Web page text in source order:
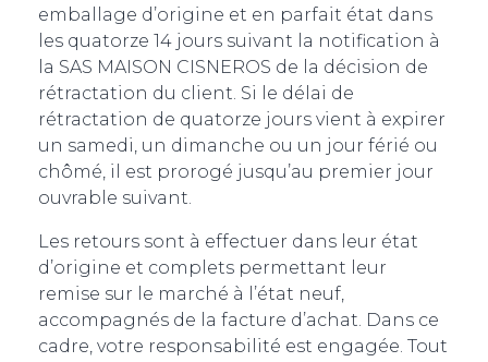
emballage d’origine et en parfait état dans
les quatorze 14 jours suivant la notification à
la SAS MAISON CISNEROS de la décision de
rétractation du client. Si le délai de
rétractation de quatorze jours vient à expirer
un samedi, un dimanche ou un jour férié ou
chômé, il est prorogé jusqu’au premier jour
ouvrable suivant.
Les retours sont à effectuer dans leur état
d’origine et complets permettant leur
remise sur le marché à l’état neuf,
accompagnés de la facture d’achat. Dans ce
cadre, votre responsabilité est engagée. Tout